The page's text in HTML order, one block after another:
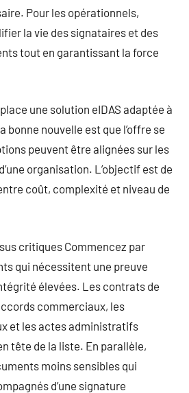
Pour les opérationnels,
la vie des signataires et des
tout en garantissant la force
une solution eIDAS adaptée à
bonne nouvelle est que l’offre se
peuvent être alignées sur les
organisation. L’objectif est de
coût, complexité et niveau de
critiques Commencez par
qui nécessitent une preuve
élevées. Les contrats de
commerciaux, les
et les actes administratifs
tête de la liste. En parallèle,
moins sensibles qui
d’une signature